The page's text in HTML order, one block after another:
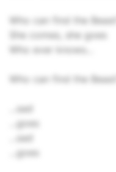
Who can find the Beast?
She comes, she goes
Who ever knows...
Who can find the Beast?
...sad
...goes
...sad
...goes